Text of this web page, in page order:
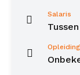
Salaris
Opleiding